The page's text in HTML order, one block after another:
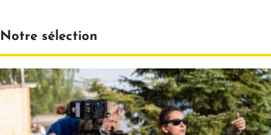
Notre sélection